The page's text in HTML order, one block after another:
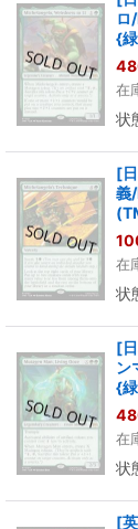
ロ
{
在
状
[
義
在
状
[
ン
{
在
状
[